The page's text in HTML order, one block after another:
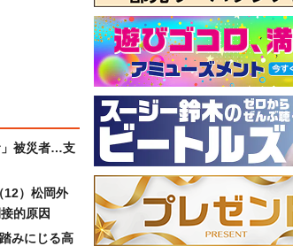
」被災者…支
12）松岡外
的原因
みにじる高